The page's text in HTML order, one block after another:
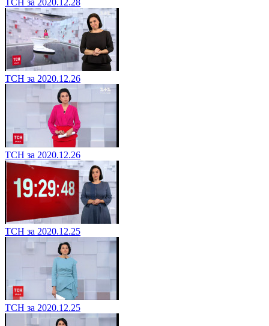
ТСН за 2020.12.26
ТСН за 2020.12.26
ТСН за 2020.12.25
ТСН за 2020.12.25